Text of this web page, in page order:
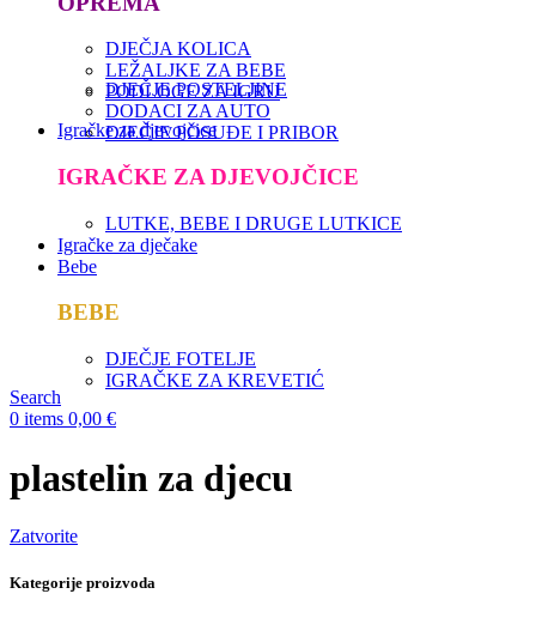
DJEČJA KOLICA
LEŽALJKE ZA BEBE
PODLOGE ZA IGRU
DJEČJE POSTELJINE
DODACI ZA AUTO
DJEČJE POSUĐE I PRIBOR
Igračke za djevojčice
IGRAČKE ZA DJEVOJČICE
LUTKE, BEBE I DRUGE LUTKICE
Igračke za dječake
Bebe
BEBE
DJEČJE FOTELJE
IGRAČKE ZA KREVETIĆ
Search
0 items 0,00 €
plastelin za djecu
Zatvorite
Kategorije proizvoda